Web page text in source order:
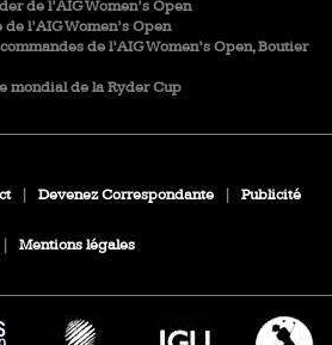
de l’AIG Women’s Open
l’AIG Women’s Open
de l’AIG Women’s Open, Boutier
mondial de la Ryder Cup
Devenez Correspondante Publicité
Mentions légales